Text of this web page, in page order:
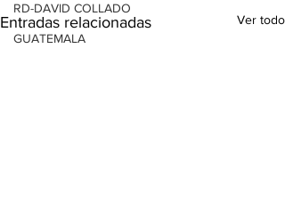
RD-DAVID COLLADO
GUATEMALA
Entradas relacionadas Ver todo